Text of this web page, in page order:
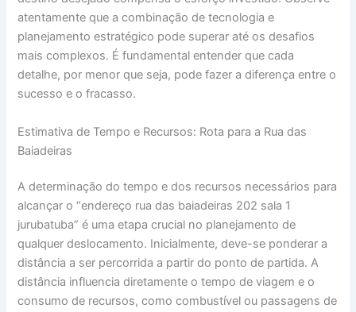
atentamente que a combinação de tecnologia e
planejamento estratégico pode superar até os desafios
mais complexos. É fundamental entender que cada
detalhe, por menor que seja, pode fazer a diferença entre o
sucesso e o fracasso.
Estimativa de Tempo e Recursos: Rota para a Rua das
Baiadeiras
A determinação do tempo e dos recursos necessários para
alcançar o “endereço rua das baiadeiras 202 sala 1
jurubatuba” é uma etapa crucial no planejamento de
qualquer deslocamento. Inicialmente, deve-se ponderar a
distância a ser percorrida a partir do ponto de partida. A
distância influencia diretamente o tempo de viagem e o
consumo de recursos, como combustível ou passagens de